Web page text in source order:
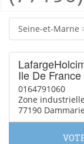
Seine-et-Marne
Ile De France
0164791060
Zone
77190